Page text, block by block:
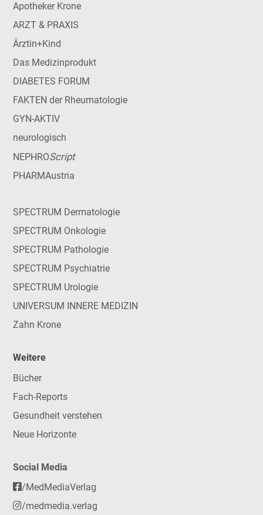
Apotheker Krone
ARZT & PRAXIS
Ärztin+Kind
Das Medizinprodukt
DIABETES FORUM
FAKTEN der Rheumatologie
GYN-AKTIV
neurologisch
NEPHROScript
PHARMAustria
SPECTRUM Dermatologie
SPECTRUM Onkologie
SPECTRUM Pathologie
SPECTRUM Psychiatrie
SPECTRUM Urologie
UNIVERSUM INNERE MEDIZIN
Zahn Krone
Weitere
Bücher
Fach-Reports
Gesundheit verstehen
Neue Horizonte
Social Media
/MedMediaVerlag
/medmedia.verlag